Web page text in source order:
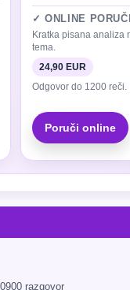
✓ ONLINE
Kratka pisana analiza
tema.
24,90 EUR
Odgovor do 1200
Poruči online
razgovor